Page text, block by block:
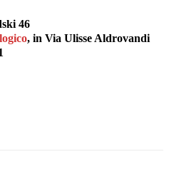
46
, in Via Ulisse Aldrovandi